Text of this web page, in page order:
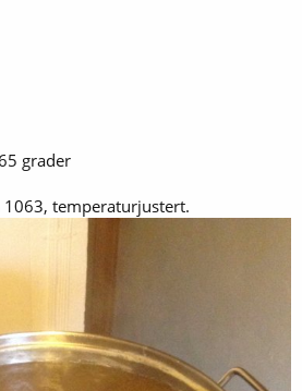
grader
1063, temperaturjustert.